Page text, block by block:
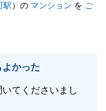
駅）の マンション を ご
かった
てくださいまし